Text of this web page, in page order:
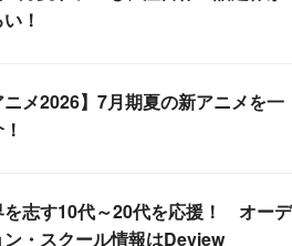
！
ニメ2026】7月期夏の新アニメを一
を志す10代～20代を応援！ オーデ
ン・スクール情報はDeview